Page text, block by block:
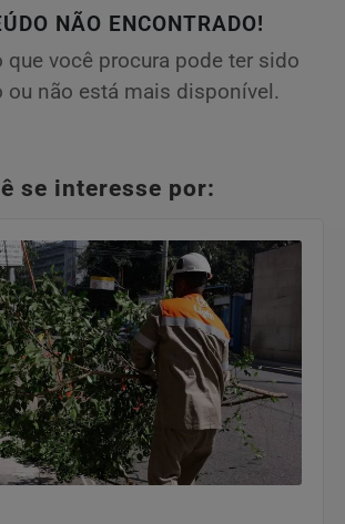
NÃO ENCONTRADO!
que você procura pode ter sido
ou não está mais disponível.
se interesse por: